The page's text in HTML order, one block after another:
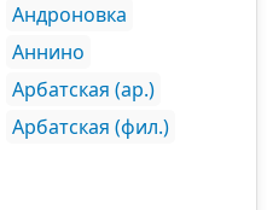
Андроновка
Аннино
Арбатская (ар.)
Арбатская (фил.)